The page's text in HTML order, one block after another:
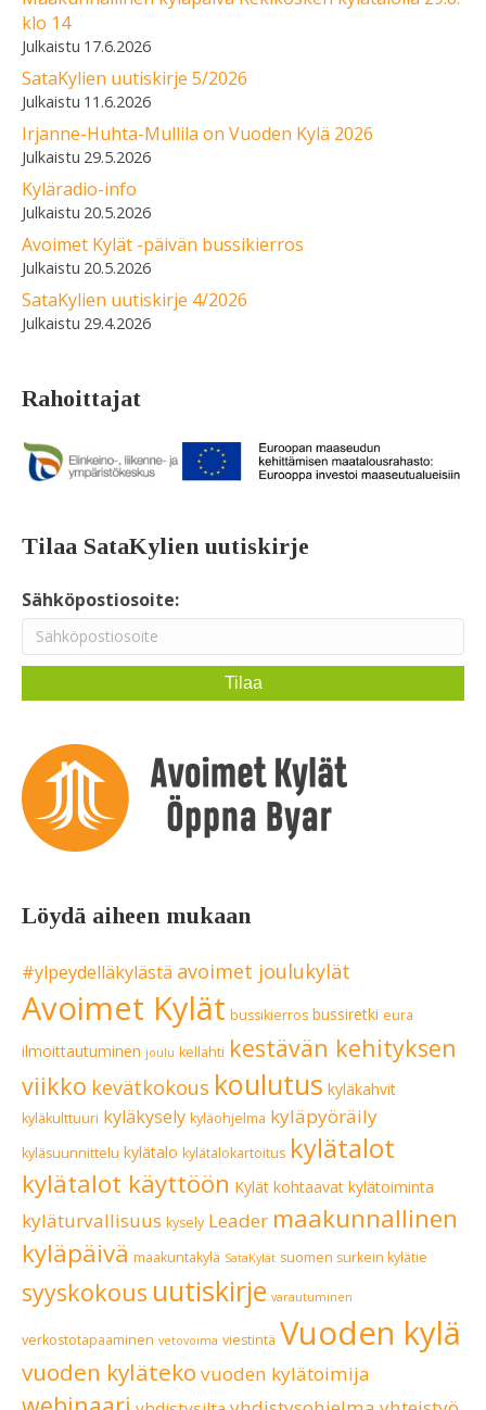
klo 14
17.6.2026
SataKylien uutiskirje 5/2026
11.6.2026
Irjanne-Huhta-Mullila on Vuoden Kylä 2026
29.5.2026
Kyläradio-info
20.5.2026
Avoimet Kylät -päivän bussikierros
20.5.2026
SataKylien uutiskirje 4/2026
29.4.2026
Rahoittajat
Tilaa SataKylien uutiskirje
Sähköpostiosoite:
Löydä aiheen mukaan
#ylpeydelläkylästä avoimet joulukylät
Avoimet Kylät bussikierros bussiretki eura
ilmoittautuminen joulu kellahti kestävän kehityksen
viikko kevätkokous koulutus kyläkahvit
kyläkulttuuri kyläkysely kyläohjelma kyläpyöräily
kyläsuunnittelu kylätalo kylätalokartoitus kylätalot
kylätalot käyttöön Kylät kohtaavat kylätoiminta
kyläturvallisuus kysely Leader maakunnallinen
kyläpäivä maakuntakylä SataKylät suomen surkein kylätie
syyskokous uutiskirje varautuminen
verkostotapaaminen vetovoima viestintä Vuoden kylä
vuoden kyläteko vuoden kylätoimija